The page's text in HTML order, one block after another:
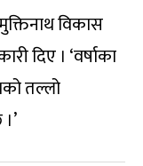
विकास
दिए । ‘वर्षाका
तल्लो